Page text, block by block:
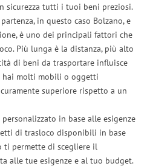
sicurezza tutti i tuoi beni preziosi.
in questo caso Bolzano, e
è uno dei principali fattori che
Più lunga è la distanza, più alto
di beni da trasportare influisce
hai molti mobili o oggetti
superiore rispetto a un
in base alle esigenze
di trasloco disponibili in base
ti permette di scegliere il
alle tue esigenze e al tuo budget.